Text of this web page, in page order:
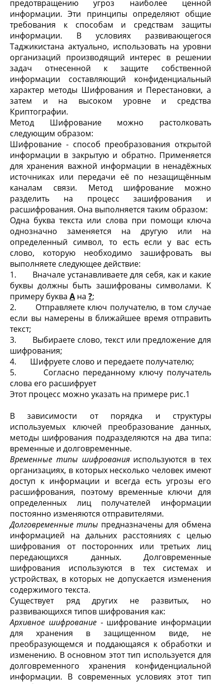
предотвращению угроз наиболее ценной
информации. Эти принципы определяют общие
требования к способам и средствам защиты
информации. В условиях развивающегося
Таджикистана актуально, использовать на уровни
организаций производящий интерес в решении
задач отнесенной к защите собственной
информации составляющий конфиденциальный
характер методы Шифрования и Перестановки, а
затем и на высоком уровне и средства
Криптографии.
Метод Шифрование можно растолковать
следующим образом:
Шифрование - способ преобразования открытой
информации в закрытую и обратно. Применяется
для хранения важной информации в ненадёжных
источниках или передачи её по незащищённым
каналам связи. Метод шифрование можно
разделить на процесс зашифрования и
расшифрования. Она выполняется таким образом:
Одна буква текста или слова при помощи ключа
однозначно заменяется на другую или на
определенный символ, то есть если у вас есть
слово, которую необходимо зашифровать вы
выполняете следующее действие:
1. Вначале устанавливаете для себя, как и какие
буквы должны быть зашифрованы символами. К
примеру буква А на ?;
2. Отправляете ключ получателю, в том случае
если вы намерены в ближайшее время отправить
текст;
3. Выбираете слово, текст или предложение для
шифрования;
4. Шифруете слово и передаете получателю;
5. Согласно переданному ключу получатель
слова его расшифрует
Этот процесс можно указать на примере рис.1
В зависимости от порядка и структуры
используемых ключей преобразование данных,
методы шифрования подразделяются на два типа:
временные и долговременные.
Временные типы шифрованияиспользуются в тех
организациях, в которых несколько человек имеют
доступ к информации и всегда есть угрозы его
расшифрования, поэтому временные ключи для
определенных лиц получателей информации
постоянно изменяются отправителями.
Долговременные типы предназначены для обмена
информацией на дальних расстояниях с целью
шифрования от посторонних или третьих лиц
передающихся данных. Долговременные
шифрования используются в тех системах и
устройствах, в которых не допускается изменения
содержимого текста.
Существует ряд других не развитых, но
развивающихся типов шифрования как:
Архивное шифрование- шифрование информации
для хранения в защищенном виде, не
преобразующемся и поддающаяся к обработки и
изменению. В основном этот тип используется для
долговременного хранения конфиденциальной
информации. В современных условиях этот тип